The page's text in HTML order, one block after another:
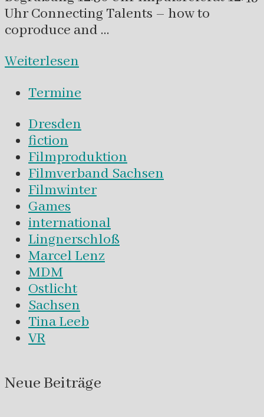
Uhr Connecting Talents – how to
coproduce and …
Weiterlesen
Termine
Dresden
fiction
Filmproduktion
Filmverband Sachsen
Filmwinter
Games
international
Lingnerschloß
Marcel Lenz
MDM
Ostlicht
Sachsen
Tina Leeb
VR
Neue Beiträge